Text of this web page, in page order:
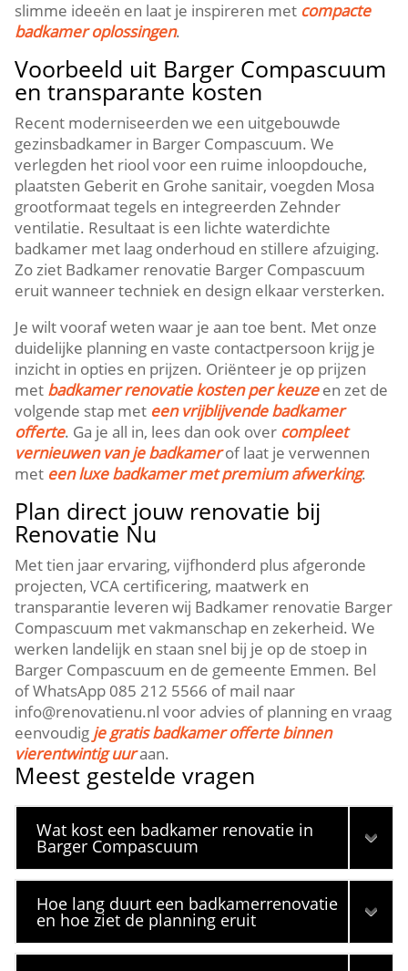
slimme ideeën en laat je inspireren met compacte
badkamer oplossingen.
Voorbeeld uit Barger Compascuum
en transparante kosten
Recent moderniseerden we een uitgebouwde
gezinsbadkamer in Barger Compascuum. We
verlegden het riool voor een ruime inloopdouche,
plaatsten Geberit en Grohe sanitair, voegden Mosa
grootformaat tegels en integreerden Zehnder
ventilatie. Resultaat is een lichte waterdichte
badkamer met laag onderhoud en stillere afzuiging.
Zo ziet Badkamer renovatie Barger Compascuum
eruit wanneer techniek en design elkaar versterken.
Je wilt vooraf weten waar je aan toe bent. Met onze
duidelijke planning en vaste contactpersoon krijg je
inzicht in opties en prijzen. Oriënteer je op prijzen
met badkamer renovatie kosten per keuzeen zet de
volgende stap met een vrijblijvende badkamer
offerte. Ga je all in, lees dan ook over compleet
vernieuwen van je badkamerof laat je verwennen
met een luxe badkamer met premium afwerking.
Plan direct jouw renovatie bij
Renovatie Nu
Met tien jaar ervaring, vijfhonderd plus afgeronde
projecten, VCA certificering, maatwerk en
transparantie leveren wij Badkamer renovatie Barger
Compascuum met vakmanschap en zekerheid. We
werken landelijk en staan snel bij je op de stoep in
Barger Compascuum en de gemeente Emmen. Bel
of WhatsApp 085 212 5566 of mail naar
info@renovatienu.nl voor advies of planning en vraag
eenvoudig je gratis badkamer offerte binnen
vierentwintig uuraan.
Meest gestelde vragen
Wat kost een badkamer renovatie in
Barger Compascuum
Hoe lang duurt een badkamerrenovatie
en hoe ziet de planning eruit